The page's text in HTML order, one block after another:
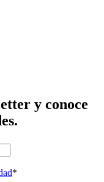
y conoce
*